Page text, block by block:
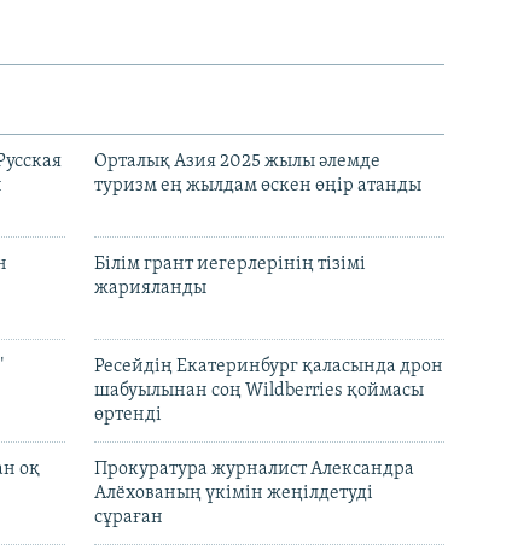
Орталық Азия 2025 жылы әлемде
туризм ең жылдам өскен өңір атанды
Білім грант иегерлерінің тізімі
жарияланды
Ресейдің Екатеринбург қаласында дрон
шабуылынан соң Wildberries қоймасы
өртенді
оқ
Прокуратура журналист Александра
Алёхованың үкімін жеңілдетуді
сұраған